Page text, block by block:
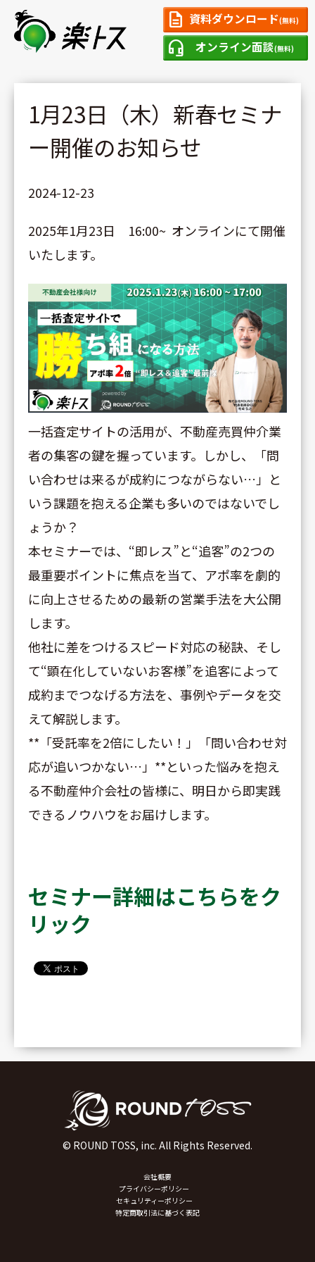
description 資料ダウンロード(無料)
headset_mic オンライン面談(無料)
1月23日（木）新春セミナ
ー開催のお知らせ
2024-12-23
2025年1月23日 16:00~ オンラインにて開催
いたします。
一括査定サイトの活用が、不動産売買仲介業
者の集客の鍵を握っています。しかし、「問
い合わせは来るが成約につながらない…」と
いう課題を抱える企業も多いのではないでし
ょうか？
本セミナーでは、“即レス”と“追客”の2つの
最重要ポイントに焦点を当て、アポ率を劇的
に向上させるための最新の営業手法を大公開
します。
他社に差をつけるスピード対応の秘訣、そし
て“顕在化していないお客様”を追客によって
成約までつなげる方法を、事例やデータを交
えて解説します。
**「受託率を2倍にしたい！」「問い合わせ対
応が追いつかない…」**といった悩みを抱え
る不動産仲介会社の皆様に、明日から即実践
できるノウハウをお届けします。
セミナー詳細はこちらをク
リック
© ROUND TOSS, inc. All Rights Reserved.
会社概要
プライバシーポリシー
セキュリティーポリシー
特定商取引法に基づく表記